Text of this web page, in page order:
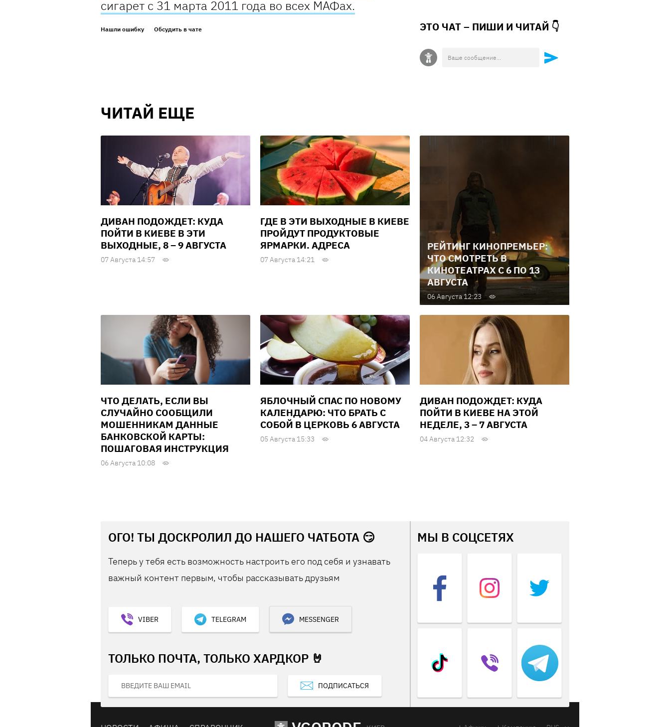
сигарет с 31 марта 2011 года во всех МАФах.
Нашли ошибку Обсудить в чате ЭТО ЧАТ – ПИШИ И ЧИТАЙ 👇
ЧИТАЙ ЕЩЕ
ДИВАН ПОДОЖДЕТ: КУДА
ПОЙТИ В КИЕВЕ В ЭТИ
ВЫХОДНЫЕ, 8 – 9 АВГУСТА
07 Августа 14:57
ГДЕ В ЭТИ ВЫХОДНЫЕ В КИЕВЕ
ПРОЙДУТ ПРОДУКТОВЫЕ
ЯРМАРКИ. АДРЕСА
07 Августа 14:21
РЕЙТИНГ КИНОПРЕМЬЕР:
ЧТО СМОТРЕТЬ В
КИНОТЕАТРАХ С 6 ПО 13
АВГУСТА
06 Августа 12:23
ЧТО ДЕЛАТЬ, ЕСЛИ ВЫ
СЛУЧАЙНО СООБЩИЛИ
МОШЕННИКАМ ДАННЫЕ
БАНКОВСКОЙ КАРТЫ:
ПОШАГОВАЯ ИНСТРУКЦИЯ
06 Августа 10:08
ЯБЛОЧНЫЙ СПАС ПО НОВОМУ
КАЛЕНДАРЮ: ЧТО БРАТЬ С
СОБОЙ В ЦЕРКОВЬ 6 АВГУСТА
05 Августа 15:33
ДИВАН ПОДОЖДЕТ: КУДА
ПОЙТИ В КИЕВЕ НА ЭТОЙ
НЕДЕЛЕ, 3 – 7 АВГУСТА
04 Августа 12:32
ОГО! ТЫ ДОСКРОЛИЛ ДО НАШЕГО ЧАТБОТА 😏
Теперь у тебя есть возможность настроить его под себя и узнавать
важный контент первым, чтобы рассказывать друзьям
VIBER TELEGRAM MESSENGER
ТОЛЬКО ПОЧТА, ТОЛЬКО ХАРДКОР 🤘
ПОДПИСАТЬСЯ
МЫ В СОЦСЕТЯХ